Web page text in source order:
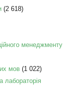
(2 618)
менеджменту
мов(1 022)
лабораторія